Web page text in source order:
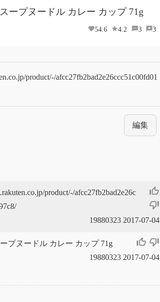
ープヌードル カレー カップ 71g
54.6 4.2 3 3
product/-/afcc27fb2bad2e26ccc51c00fd01
編集
product/-/afcc27fb2bad2e26c
thumb_up_off_alt
thumb_down_off_alt
19880323 2017-07-04
プヌードル カレー カップ 71g thumb_up_off_alt thumb_down_off_alt
19880323 2017-07-04